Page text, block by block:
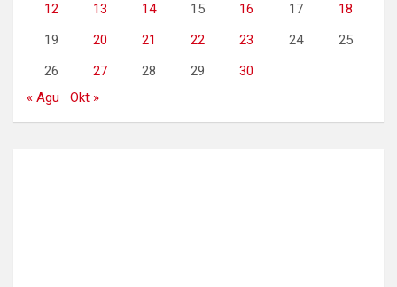
12
13 14 15 16 17
18
19
20 21 22 23 24
25
26
27 28 29
30
« Agu
Okt »